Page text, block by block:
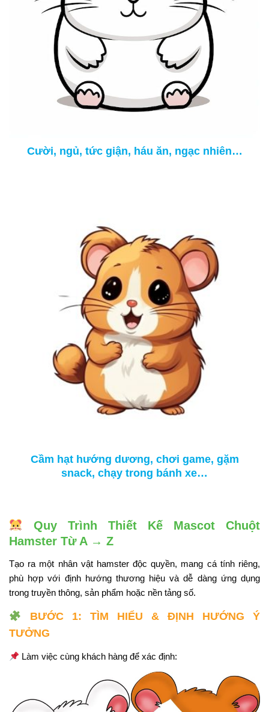
Cười, ngủ, tức giận, háu ăn, ngạc nhiên…
Cầm hạt hướng dương, chơi game, gặm
snack, chạy trong bánh xe…
Quy Trình Thiết Kế Mascot Chuột
Hamster Từ A → Z
Tạo ra một nhân vật hamster độc quyền, mang cá tính riêng,
phù hợp với định hướng thương hiệu và dễ dàng ứng dụng
trong truyền thông, sản phẩm hoặc nền tảng số.
BƯỚC 1: TÌM HIỂU & ĐỊNH HƯỚNG Ý
TƯỞNG
Làm việc cùng khách hàng để xác định: